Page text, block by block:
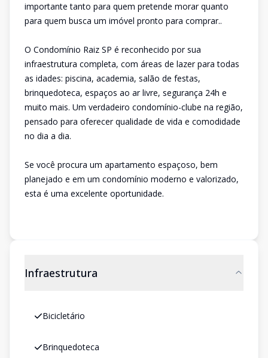
importante tanto para quem pretende morar quanto
para quem busca um imóvel pronto para comprar..
O Condomínio Raiz SP é reconhecido por sua
infraestrutura completa, com áreas de lazer para todas
as idades: piscina, academia, salão de festas,
brinquedoteca, espaços ao ar livre, segurança 24h e
muito mais. Um verdadeiro condomínio-clube na região,
pensado para oferecer qualidade de vida e comodidade
no dia a dia.
Se você procura um apartamento espaçoso, bem
planejado e em um condomínio moderno e valorizado,
esta é uma excelente oportunidade.
Infraestrutura
Bicicletário
Brinquedoteca